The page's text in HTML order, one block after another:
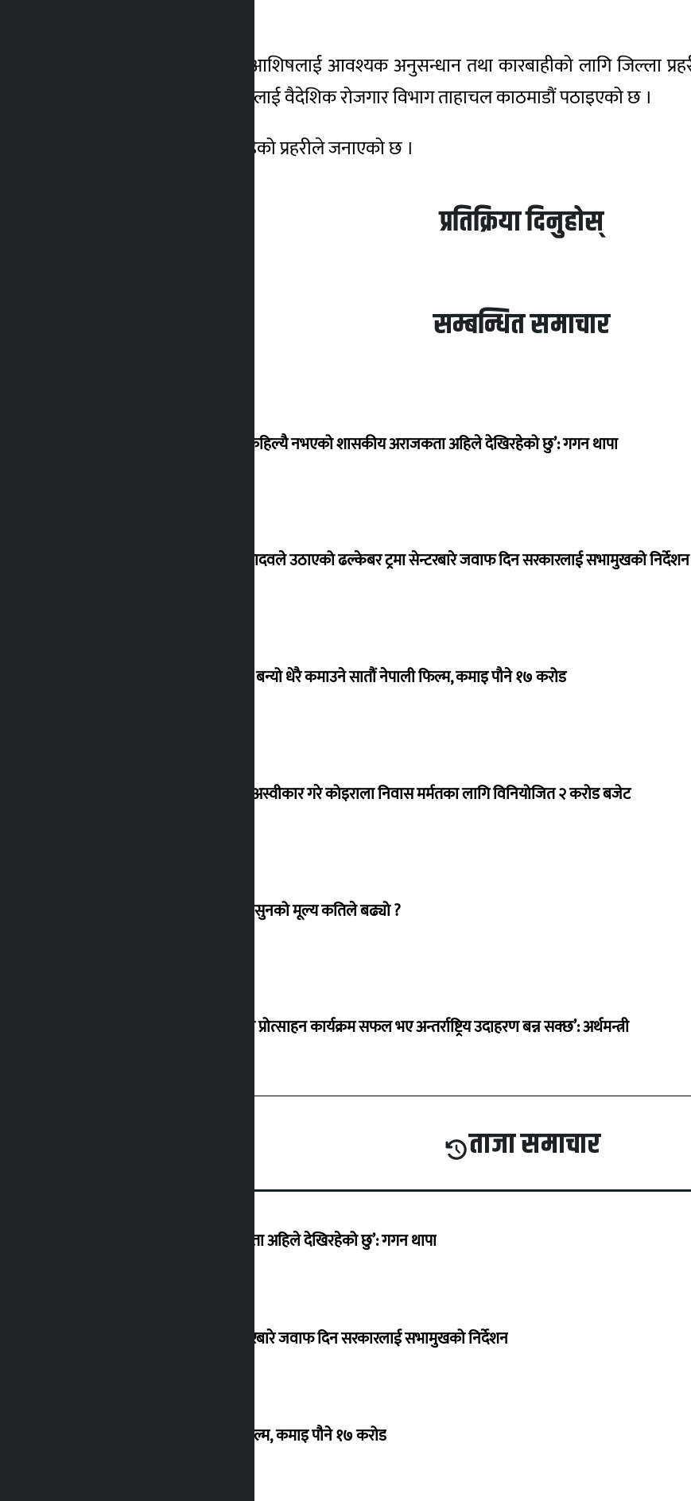
पक्राउ मध्ये राम बहादुर र आशिषलाई आवश्यक अनुसन्धान तथा कारबाहीको लागि जिल्ला
तुलसा, कृष्ण प्रसाद र प्रबिनलाई वैदेशिक रोजगार विभाग ताहाचल काठमाडौं पठाइएको छ ।
यसबारे थप अनुसन्धा भइरहेको प्रहरीले जनाएको छ ।
प्रतिक्रिया दिनुहोस्
सम्बन्धित समाचार
‘देशमा कहिल्यै नभएको शासकीय अराजकता अहिले देखिरहेको छु’: गगन थापा
सांसद यादवले उठाएको ढल्केबर ट्रमा सेन्टरबारे जवाफ दिन सरकारलाई सभामुखको निर्देशन
‘गौंथली’ बन्यो धेरै कमाउने सातौं नेपाली फिल्म, कमाइ पौने १७ करोड
शेखरले अस्वीकार गरे कोइराला निवास मर्मतका लागि विनियोजित २ करोड बजेट
शुक्रबार सुनको मूल्य कतिले बढ्यो ?
‘करदाता प्रोत्साहन कार्यक्रम सफल भए अन्तर्राष्ट्रिय उदाहरण बन्न सक्छ’: अर्थमन्त्री
ताजा समाचार
‘देशमा कहिल्यै नभएको शासकीय अराजकता अहिले देखिरहेको छु’: गगन थापा
सांसद यादवले उठाएको ढल्केबर ट्रमा सेन्टरबारे जवाफ दिन सरकारलाई सभामुखको निर्देशन
‘गौंथली’ बन्यो धेरै कमाउने सातौं नेपाली फिल्म, कमाइ पौने १७ करोड